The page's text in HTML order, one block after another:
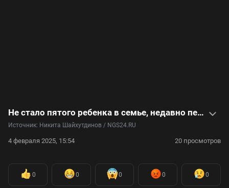
Не стало пятого ребенка в семье, недавно пережившей утрату четверых детей — репортаж
Источник: Никита Шайхутдинов / NGS24.RU
4 февраля 2025, 15:54 20 просмотров
0 0 0 0 0